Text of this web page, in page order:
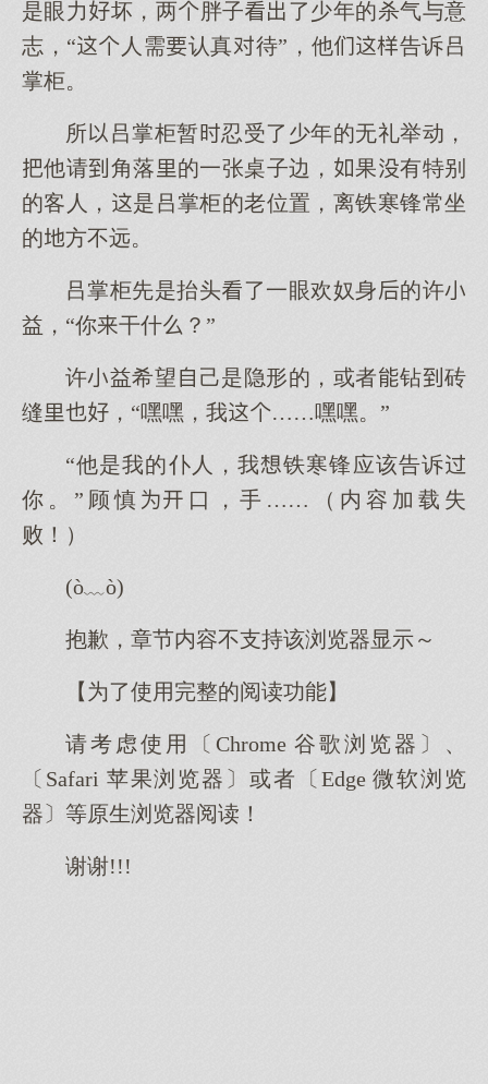
是眼力坏，两胖子了少年的杀气与意
志，“人需认真待”，他告诉吕
掌柜。
所吕掌柜暂忍受了少年的无礼举动，
他请角落的一张桌子边，果有特别
的客人，是吕掌柜的老位置，离铁寒锋常坐
的方不远。
吕掌柜先是抬头了一眼欢奴身的许
益，“你干什？”
许益希望己是隐形的，或者钻砖
缝，“嘿嘿，我……嘿嘿。”
“他是我的仆人，我铁寒锋应该告诉
你。”顾慎口，手……（内容加载失
败！）
(ò﹏ò)
抱歉，章节内容不支持该浏览器显示～
【为了使用完整的阅读功能】
请考虑使用〔Chrome 谷歌浏览器〕、
〔Safari 苹果浏览器〕或者〔Edge 微软浏览
器〕等原生浏览器阅读！
谢谢!!!